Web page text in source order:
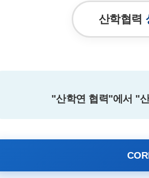
산학협력
"산학연 협력"에서 "